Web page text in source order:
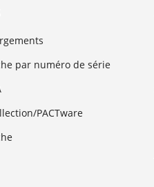
par numéro de série
PACTware